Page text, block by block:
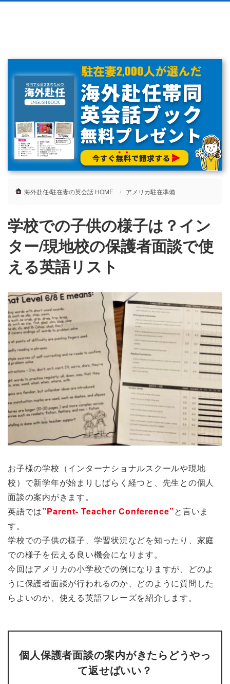
海外赴任/駐在妻の英会話 HOME アメリカ駐在準備
学校での子供の様子は？イン
ター/現地校の保護者面談で使
える英語リスト
お子様の学校（インターナショナルスクールや現地
校）で新学年が始まりしばらく経つと、先生との個人
面談の案内がきます。
英語では”Parent- Teacher Conference”と言いま
す。
学校での子供の様子、学習状況などを知ったり、家庭
での様子を伝える良い機会になります。
今回はアメリカの小学校での例になりますが、どのよ
うに保護者面談が行われるのか、どのように質問した
らよいのか、使える英語フレーズを紹介します。
個人保護者面談の案内がきたらどうやっ
て返せばいい？